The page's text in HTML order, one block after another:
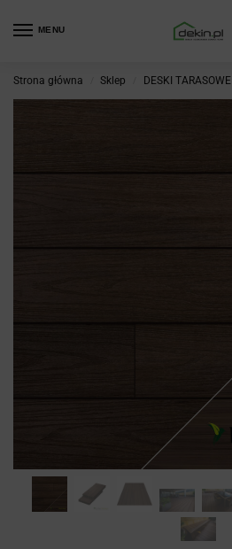
MENU
Strona główna Sklep DESKI TARASOWE